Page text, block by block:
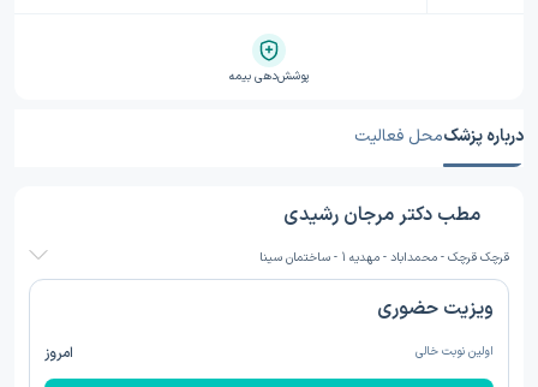
پوشش‌دهی بیمه
درباره پزشکمحل فعالیت
مطب دکتر مرجان رشیدی
قرچک قرچک - محمداباد - مهدیه 1 - ساختمان سینا
ویزیت حضوری
اولین نوبت خالی امروز